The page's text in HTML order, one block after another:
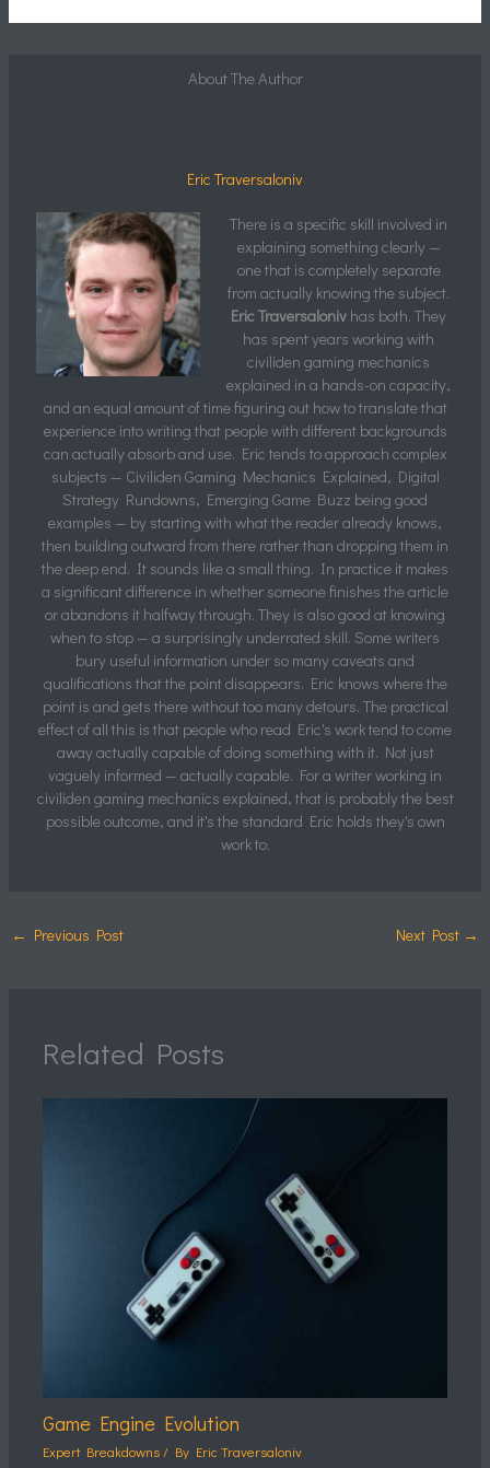
About The Author
Eric Traversaloniv
There is a specific skill involved in
explaining something clearly —
one that is completely separate
from actually knowing the subject.
Eric Traversaloniv has both. They
has spent years working with
civiliden gaming mechanics
explained in a hands-on capacity,
and an equal amount of time figuring out how to translate that
experience into writing that people with different backgrounds
can actually absorb and use. Eric tends to approach complex
subjects — Civiliden Gaming Mechanics Explained, Digital
Strategy Rundowns, Emerging Game Buzz being good
examples — by starting with what the reader already knows,
then building outward from there rather than dropping them in
the deep end. It sounds like a small thing. In practice it makes
a significant difference in whether someone finishes the article
or abandons it halfway through. They is also good at knowing
when to stop — a surprisingly underrated skill. Some writers
bury useful information under so many caveats and
qualifications that the point disappears. Eric knows where the
point is and gets there without too many detours. The practical
effect of all this is that people who read Eric's work tend to come
away actually capable of doing something with it. Not just
vaguely informed — actually capable. For a writer working in
civiliden gaming mechanics explained, that is probably the best
possible outcome, and it's the standard Eric holds they's own
work to.
← Previous Post Next Post →
Related Posts
Game Engine Evolution
Expert Breakdowns / By Eric Traversaloniv